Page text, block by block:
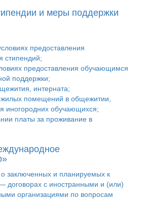
и меры поддержки
предоставления
стипендий;
предоставления обучающимся
поддержки;
интерната;
жилых помещений в общежитии,
иногородних обучающихся;
платы за проживание в
заключенных и планируемых к
договорах с иностранными и (или)
организациями по вопросам